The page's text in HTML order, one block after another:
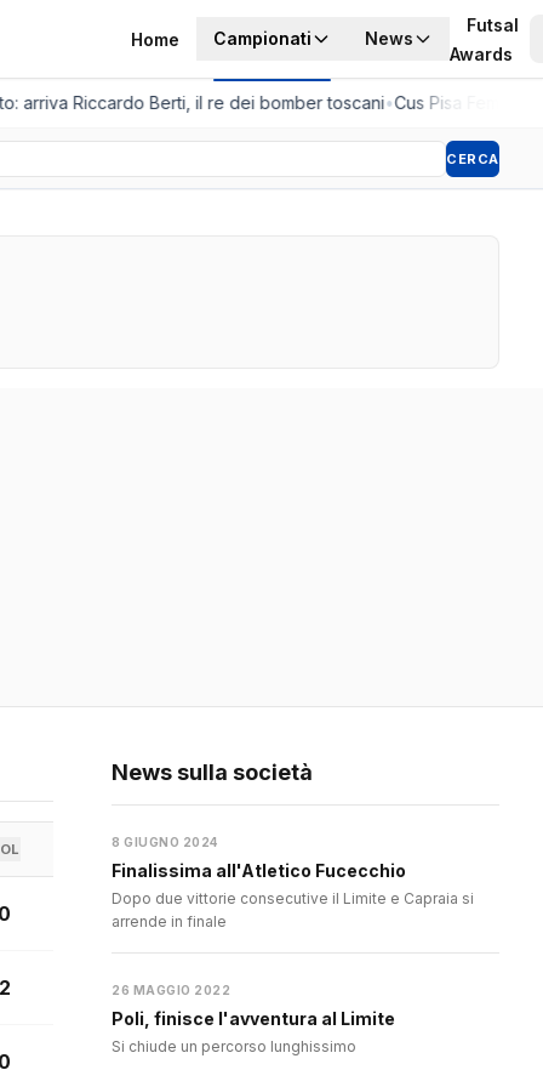
Home Campionati News
Futsal
Awards
arriva Riccardo Berti, il re dei bomber toscani•Cus Pisa
CERCA
0
2
0
News sulla società
8 GIUGNO 2024
Finalissima all'Atletico Fucecchio
Dopo due vittorie consecutive il Limite e Capraia si
arrende in finale
26 MAGGIO 2022
Poli, finisce l'avventura al Limite
Si chiude un percorso lunghissimo